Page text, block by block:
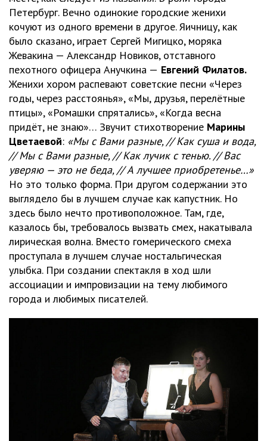
Петербург. Вечно одинокие городские женихи
кочуют из одного времени в другое. Яичницу, как
было сказано, играет Сергей Мигицко, моряка
Жевакина — Александр Новиков, отставного
пехотного офицера Анучкина — Евгений Филатов.
Женихи хором распевают советские песни «Через
годы, через расстоянья», «Мы, друзья, перелётные
птицы», «Ромашки спрятались», «Когда весна
придёт, не знаю»… Звучит стихотворение Марины
Цветаевой: «Мы с Вами разные, // Как суша и вода,
// Мы с Вами разные, // Как лучик с тенью. // Вас
уверяю — это не беда, // А лучшее приобретенье…»
Но это только форма. При другом содержании это
выглядело бы в лучшем случае как капустник. Но
здесь было нечто противоположное. Там, где,
казалось бы, требовалось вызвать смех, накатывала
лирическая волна. Вместо гомерического смеха
проступала в лучшем случае ностальгическая
улыбка. При создании спектакля в ход шли
ассоциации и импровизации на тему любимого
города и любимых писателей.